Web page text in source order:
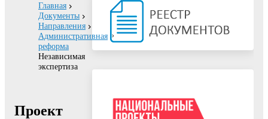
Главная
Документы
Направления
Административная
реформа
Независимая
экспертиза
Проект